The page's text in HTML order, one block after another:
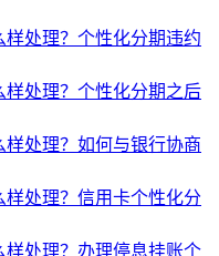
处理？个性化分期违约
处理？个性化分期之后
处理？如何与银行协商
处理？信用卡个性化分
处理？办理停息挂账个